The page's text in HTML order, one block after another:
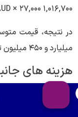
۱,۰۱۶,۷۰۰ AUD × ۲۷,۰۰۰ تومان ≈ ۲۷,۴۵۰,۰۰۰,۰۰۰ تومان
میلیارد و ۴۵۰ میلیون تومان می‌شود.
هزینه های
خرید خانه در
نیز در پی دارد. این